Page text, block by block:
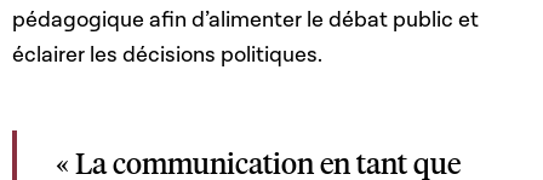
pédagogique afin d’alimenter le débat public et
éclairer les décisions politiques.
« La communication en tant que